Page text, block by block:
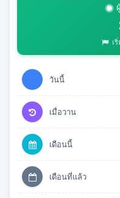
เ
วันนี้
เมื่อวาน
เดือนนี้
เดือนที่แล้ว